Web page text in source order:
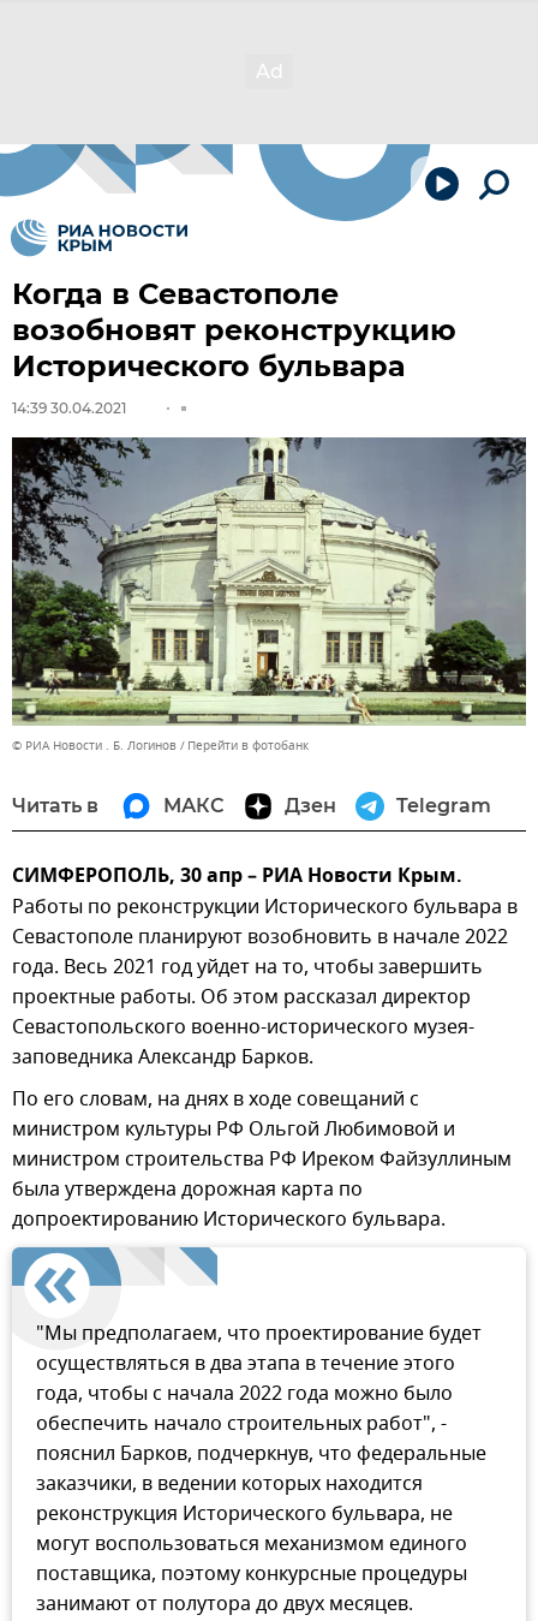
Когда в Севастополе
возобновят реконструкцию
Исторического бульвара
14:39 30.04.2021
© РИА Новости . Б. Логинов Перейти в фотобанк
Читать в МАКС Дзен Telegram
СИМФЕРОПОЛЬ, 30 апр – РИА Новости Крым.
Работы по реконструкции Исторического бульвара в
Севастополе планируют возобновить в начале 2022
года. Весь 2021 год уйдет на то, чтобы завершить
проектные работы. Об этом рассказал директор
Севастопольского военно-исторического музея-
заповедника Александр Барков.
По его словам, на днях в ходе совещаний с
министром культуры РФ Ольгой Любимовой и
министром строительства РФ Иреком Файзуллиным
была утверждена дорожная карта по
допроектированию Исторического бульвара.
"Мы предполагаем, что проектирование будет
осуществляться в два этапа в течение этого
года, чтобы с начала 2022 года можно было
обеспечить начало строительных работ", -
пояснил Барков, подчеркнув, что федеральные
заказчики, в ведении которых находится
реконструкция Исторического бульвара, не
могут воспользоваться механизмом единого
поставщика, поэтому конкурсные процедуры
занимают от полутора до двух месяцев.